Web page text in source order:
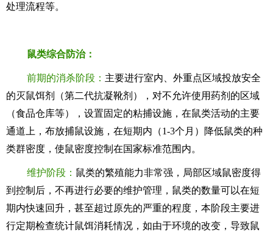
处理流程等。
鼠类综合防治：
前期的消杀阶段： 主要进行室内、外重点区域投放安全
的灭鼠饵剂（第二代抗凝靴剂），对不允许使用药剂的区域
（食品仓库等），设置固定的粘捕设施，在鼠类活动的主要
通道上，布放捕鼠设施，在短期内（1-3个月）降低鼠类的种
类群密度，使鼠密度控制在国家标准范围内。
维护阶段： 鼠类的繁殖能力非常强，局部区域鼠密度得
到控制后，不再进行必要的维护管理，鼠类的数量可以在短
期内快速回升，甚至超过原先的严重的程度，本阶段主要进
行定期检查统计鼠饵消耗情况，如由于环境的改变，导致鼠